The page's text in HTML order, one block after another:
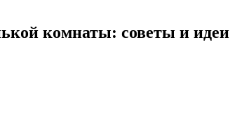
комнаты: советы и идеи